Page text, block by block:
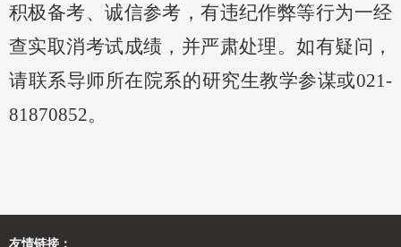
积极备考、诚信参考，有违纪作弊等行为一经
查实取消考试成绩，并严肃处理。如有疑问，
请联系导师所在院系的研究生教学参谋或021-
81870852。
友情链接：